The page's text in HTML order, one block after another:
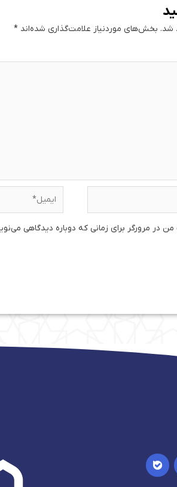
شد. بخش‌های موردنیاز علامت‌گذاری شده‌اند *
در مرورگر برای زمانی که دوباره دیدگاهی
I
c
o